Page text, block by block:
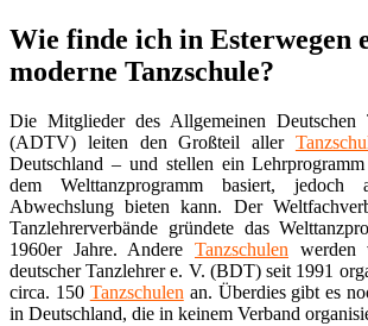
Wie finde ich in Esterwegen
moderne Tanzschule?
Die Mitglieder des Allgemeinen Deutschen
(ADTV) leiten den Großteil aller
Deutschland – und stellen ein
dem Welttanzprogramm basiert, jedoch
Abwechslung bieten kann. Der
Tanzlehrerverbände gründete das
1960er Jahre. Andere Tanzschulen werden
deutscher Tanzlehrer e. V. (BDT) seit 1991
circa. 150 Tanzschulenan. Überdies gibt es
in Deutschland, die in keinem Verband